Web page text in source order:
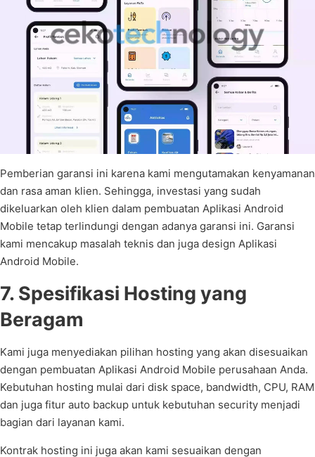
Pemberian garansi ini karena kami mengutamakan kenyamanan
dan rasa aman klien. Sehingga, investasi yang sudah
dikeluarkan oleh klien dalam pembuatan Aplikasi Android
Mobile tetap terlindungi dengan adanya garansi ini. Garansi
kami mencakup masalah teknis dan juga design Aplikasi
Android Mobile.
7. Spesifikasi Hosting yang
Beragam
Kami juga menyediakan pilihan hosting yang akan disesuaikan
dengan pembuatan Aplikasi Android Mobile perusahaan Anda.
Kebutuhan hosting mulai dari disk space, bandwidth, CPU, RAM
dan juga fitur auto backup untuk kebutuhan security menjadi
bagian dari layanan kami.
Kontrak hosting ini juga akan kami sesuaikan dengan